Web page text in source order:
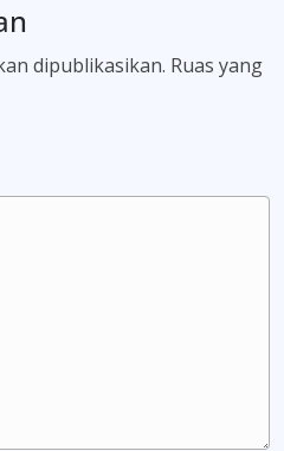
dipublikasikan. Ruas yang